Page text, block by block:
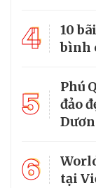
4
10
bình
5
Phú
đảo
6
tại